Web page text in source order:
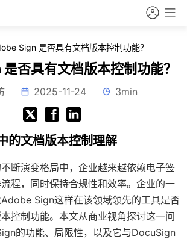
Sign 是否具有文档版本控制功能？
否具有文档版本控制功能？
2025-11-24 3min
的文档版本控制理解
断演变格局中，企业越来越依赖电子签
程，同时保持合规性和效率。企业的一
Sign这样在该领域领先的工具是否
控制功能。本文从商业视角探讨这一问
的功能、局限性，以及它与DocuSign